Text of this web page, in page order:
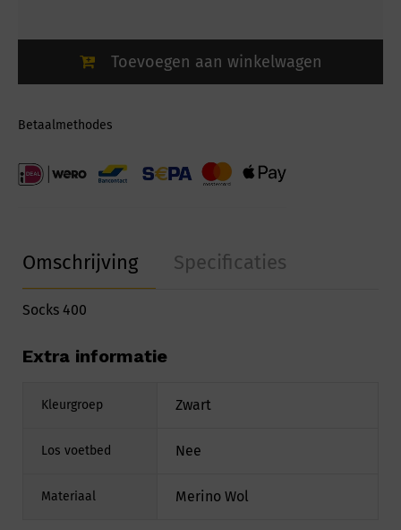
Toevoegen aan winkelwagen
Betaalmethodes
Omschrijving Specificaties
Socks 400
Extra informatie
Kleurgroep Zwart
Los voetbed Nee
Materiaal Merino Wol